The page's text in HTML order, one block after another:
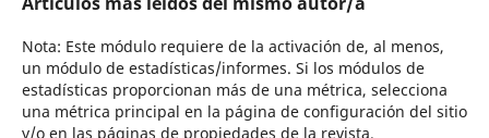
Nota: Este módulo requiere de la activación de, al menos,
un módulo de estadísticas/informes. Si los módulos de
estadísticas proporcionan más de una métrica, selecciona
una métrica principal en la página de configuración del sitio
y/o en las páginas de propiedades de la revista.